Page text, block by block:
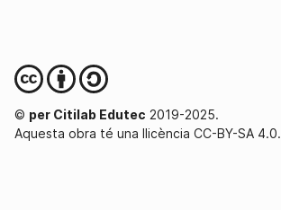
© per Citilab Edutec 2019-2025.
Aquesta obra té una llicència CC-BY-SA 4.0.